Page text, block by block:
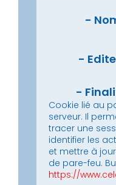
Cookie lié au
serveur. Il
tracer une
identifier les
et mettre à
de pare-feu.
https://